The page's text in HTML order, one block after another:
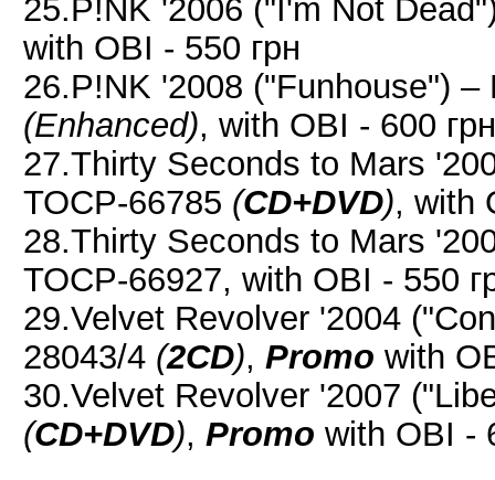
25.P!NK '2006 ("I'm Not
with OBI - 550 грн
26.P!NK '2008 ("Funhouse")
(Enhanced), with OBI - 600 грн
27.Thirty Seconds to Mars
TOCP-66785 (CD+DVD), with
28.Thirty Seconds to Mars
TOCP-66927, with OBI - 550
29.Velvet Revolver '2004
28043/4 (2CD), Promo with
30.Velvet Revolver '2007
(CD+DVD), Promo with OBI -